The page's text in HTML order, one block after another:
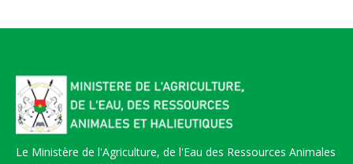
Le Ministère de l'Agriculture, de l'Eau des Ressources Animales